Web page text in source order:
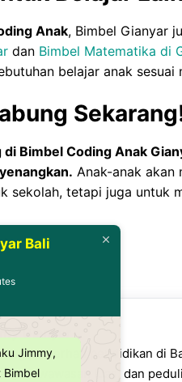
Anak, Bimbel Gianyar
dan Bimbel Matematika di
belajar anak
Bimbel Coding Anak
Anak-anak akan
sekolah, tetapi juga untuk
pemerhati pendidikan di
berwawasan luas, dan
Bali
Jimmy,